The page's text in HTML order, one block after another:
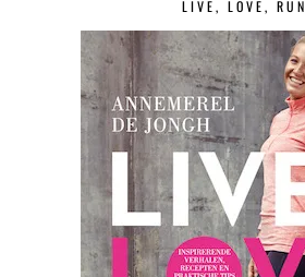
LIVE, LOVE, RUN